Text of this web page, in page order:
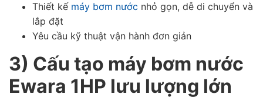
Thiết kế máy bơm nước nhỏ gọn, dễ di chuyển và
lắp đặt
Yêu cầu kỹ thuật vận hành đơn giản
3) Cấu tạo máy bơm nước
Ewara 1HP lưu lượng lớn